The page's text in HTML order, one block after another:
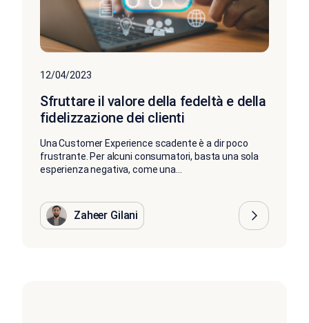
12/04/2023
Sfruttare il valore della fedeltà e della
fidelizzazione dei clienti
Una Customer Experience scadente è a dir poco
frustrante. Per alcuni consumatori, basta una sola
esperienza negativa, come una...
Zaheer Gilani